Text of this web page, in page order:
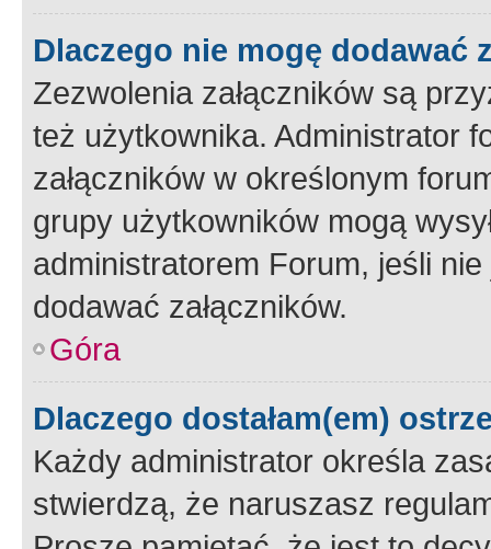
Dlaczego nie mogę dodawać
Zezwolenia załączników są
też użytkownika. Administrator
załączników w określonym
grupy użytkowników mogą
administratorem Forum, jeśli
dodawać załączników.
Góra
Dlaczego dostałam(em)
Każdy administrator określa
stwierdzą, że naruszasz